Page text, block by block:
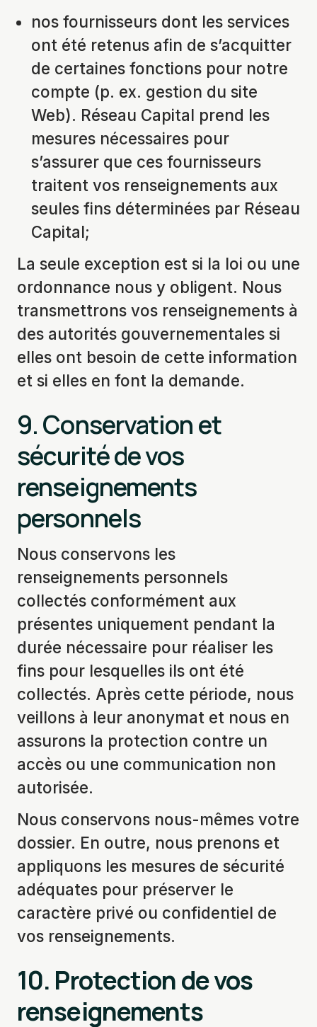
nos fournisseurs dont les services
ont été retenus afin de s’acquitter
de certaines fonctions pour notre
compte (p. ex. gestion du site
Web). Réseau Capital prend les
mesures nécessaires pour
s’assurer que ces fournisseurs
traitent vos renseignements aux
seules fins déterminées par Réseau
Capital;
La seule exception est si la loi ou une
ordonnance nous y obligent. Nous
transmettrons vos renseignements à
des autorités gouvernementales si
elles ont besoin de cette information
et si elles en font la demande.
9. Conservation et
sécurité de vos
renseignements
personnels
Nous conservons les
renseignements personnels
collectés conformément aux
présentes uniquement pendant la
durée nécessaire pour réaliser les
fins pour lesquelles ils ont été
collectés. Après cette période, nous
veillons à leur anonymat et nous en
assurons la protection contre un
accès ou une communication non
autorisée.
Nous conservons nous-mêmes votre
dossier. En outre, nous prenons et
appliquons les mesures de sécurité
adéquates pour préserver le
caractère privé ou confidentiel de
vos renseignements.
10. Protection de vos
renseignements